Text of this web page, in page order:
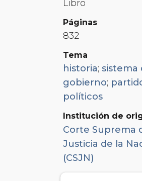
Libro
Páginas
832
Tema
historia; sistema
gobierno;
políticos
Institución de
Corte Suprema
Justicia de la
(CSJN)